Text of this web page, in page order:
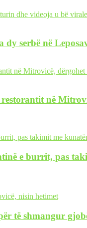
dy serbë në
në
e burrit, pas
të shmangur